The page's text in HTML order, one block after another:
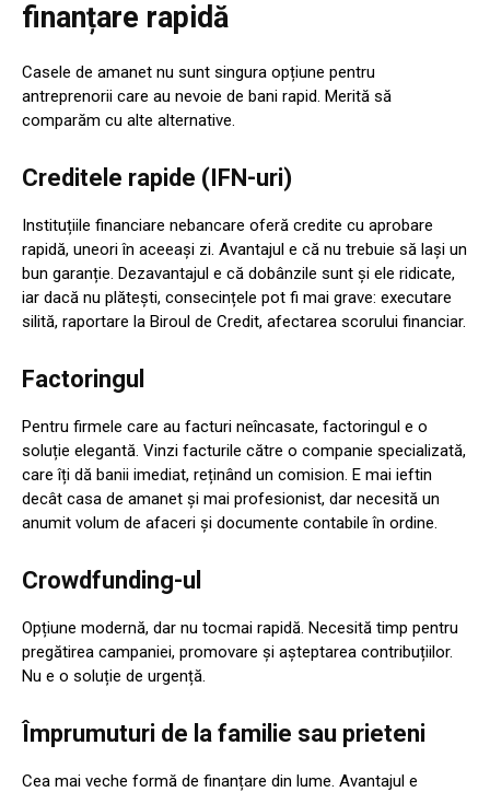
finanțare rapidă
Casele de amanet nu sunt singura opțiune pentru
antreprenorii care au nevoie de bani rapid. Merită să
comparăm cu alte alternative.
Creditele rapide (IFN-uri)
Instituțiile financiare nebancare oferă credite cu aprobare
rapidă, uneori în aceeași zi. Avantajul e că nu trebuie să lași un
bun garanție. Dezavantajul e că dobânzile sunt și ele ridicate,
iar dacă nu plătești, consecințele pot fi mai grave: executare
silită, raportare la Biroul de Credit, afectarea scorului financiar.
Factoringul
Pentru firmele care au facturi neîncasate, factoringul e o
soluție elegantă. Vinzi facturile către o companie specializată,
care îți dă banii imediat, reținând un comision. E mai ieftin
decât casa de amanet și mai profesionist, dar necesită un
anumit volum de afaceri și documente contabile în ordine.
Crowdfunding-ul
Opțiune modernă, dar nu tocmai rapidă. Necesită timp pentru
pregătirea campaniei, promovare și așteptarea contribuțiilor.
Nu e o soluție de urgență.
Împrumuturi de la familie sau prieteni
Cea mai veche formă de finanțare din lume. Avantajul e